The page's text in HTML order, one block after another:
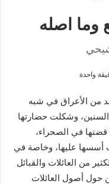
اصله
واحدة
من الأعراق في شبه
السنين، وشكلت حضارتها
قضتها في الصحراء،
عليها، وخاصة في
من العائلات والقبائل
حول أصول العائلات